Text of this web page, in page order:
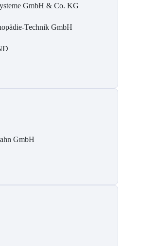
GmbH & Co. KG
Technik GmbH
GmbH